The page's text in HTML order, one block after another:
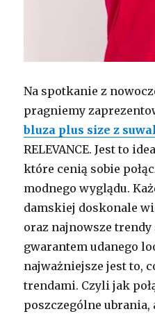
Na spotkanie z
pragniemy
bluza plus size z
RELEVANCE. Jest to
które cenią sobie
modnego wyglądu.
damskiej doskonale
oraz najnowsze trendy
gwarantem udanego
najważniejsze jest to,
trendami. Czyli jak
poszczególne ubrania,